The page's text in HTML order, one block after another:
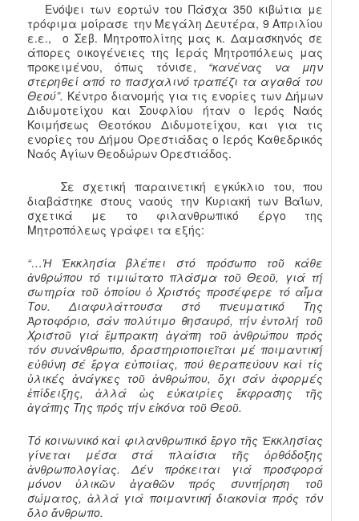
Ενόψει των εορτών του Πάσχα 350 κιβώτια με
τρόφιμα μοίρασε την Μεγάλη Δευτέρα, 9 Απριλίου
ε.ε., ο Σεβ. Μητροπολίτης μας κ. Δαμασκηνός σε
άπορες οικογένειες της Ιεράς Μητροπόλεως μας
προκειμένου, όπως τόνισε, “κανένας να μην
στερηθεί από το πασχαλινό τραπέζι τα αγαθά του
Θεού”. Κέντρo διανομής για τις ενορίες των Δήμων
Διδυμοτείχου και Σουφλίου ήταν ο Ιερός Ναός
Κοιμήσεως Θεοτόκου Διδυμοτείχου, και για τις
ενορίες του Δήμου Ορεστιάδας ο Ιερός Καθεδρικός
Ναός Aγίων Θεοδώρων Ορεστιάδος.
Σε σχετική παραινετική εγκύκλιο του, που
διαβάστηκε στους ναούς την Κυριακή των Βαΐων,
σχετικά με το φιλανθρωπικό έργο της
Μητροπόλεως γράφει τα εξής:
“…Ἡ Ἐκκλησία βλέπει στό πρόσωπο τοῦ κάθε
ἀνθρώπου τό τιμιώτατο πλάσμα τοῦ Θεοῦ, γιά τή
σωτηρία τοῦ ὁποίου ὁ Χριστός προσέφερε τό αἷμα
Του. Διαφυλάττουσα στό πνευματικό Της
Ἀρτοφόριο, σάν πολύτιμο θησαυρό, τήν ἐντολή τοῦ
Χριστοῦ γιά ἔμπρακτη ἀγάπη τοῦ ἀνθρώπου πρός
τόν συνάνθρωπο, δραστηριοποιεῖται μέ ποιμαντική
εὐθύνη σέ ἔργα εὐποιίας, πού θεραπεύουν καί τίς
ὑλικές ἀνάγκες τοῦ ἀνθρώπου, ὄχι σάν ἀφορμές
ἐπίδειξης, ἀλλά ὡς εὐκαιρίες ἔκφρασης τῆς
ἀγάπης Της πρός τήν εἰκόνα τοῦ Θεοῦ.
Τό κοινωνικό καί φιλανθρωπικό ἔργο τῆς Ἐκκλησίας
γίνεται μέσα στά πλαίσια τῆς ὀρθόδοξης
ἀνθρωπολογίας. Δέν πρόκειται γιά προσφορά
μόνον ὑλικῶν ἀγαθῶν πρός συντήρηση τοῦ
σώματος, ἀλλά γιά ποιμαντική διακονία πρός τόν
ὅλο ἄνθρωπο.